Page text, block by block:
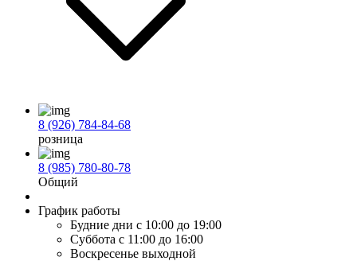
8 (926) 784-84-68
розница
8 (985) 780-80-78
Общий
График работы
Будние дни с 10:00 до 19:00
Суббота с 11:00 до 16:00
Воскресенье выходной